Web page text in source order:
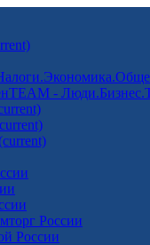
-
России
России